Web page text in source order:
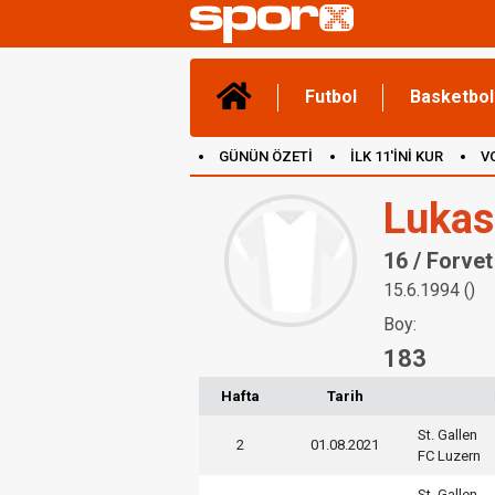
Futbol Basketbol
GÜNÜN ÖZETİ İLK 11'İNİ KUR
16 / Forvet
15.6.1994 ()
Boy:
183
Hafta Tarih
2 01.08.2021
St. Gallen
FC Luzern